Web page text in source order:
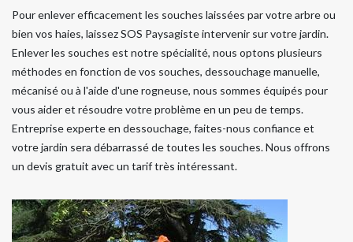
Pour enlever efficacement les souches laissées par votre arbre ou
bien vos haies, laissez SOS Paysagiste intervenir sur votre jardin.
Enlever les souches est notre spécialité, nous optons plusieurs
méthodes en fonction de vos souches, dessouchage manuelle,
mécanisé ou à l'aide d'une rogneuse, nous sommes équipés pour
vous aider et résoudre votre problème en un peu de temps.
Entreprise experte en dessouchage, faites-nous confiance et
votre jardin sera débarrassé de toutes les souches. Nous offrons
un devis gratuit avec un tarif très intéressant.